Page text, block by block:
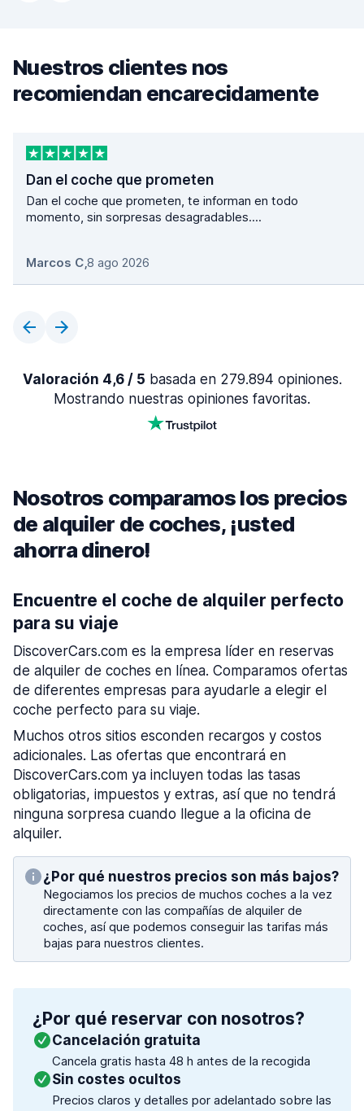
Nuestros clientes nos
recomiendan encarecidamente
Dan el coche que prometen
Dan el coche que prometen, te informan en todo
momento, sin sorpresas desagradables....
Marcos C,8 ago 2026
Valoración 4,6 / 5 basada en 279.894 opiniones.
Mostrando nuestras opiniones favoritas.
Nosotros comparamos los precios
de alquiler de coches, ¡usted
ahorra dinero!
Encuentre el coche de alquiler perfecto
para su viaje
DiscoverCars.com es la empresa líder en reservas
de alquiler de coches en línea. Comparamos ofertas
de diferentes empresas para ayudarle a elegir el
coche perfecto para su viaje.
Muchos otros sitios esconden recargos y costos
adicionales. Las ofertas que encontrará en
DiscoverCars.com ya incluyen todas las tasas
obligatorias, impuestos y extras, así que no tendrá
ninguna sorpresa cuando llegue a la oficina de
alquiler.
¿Por qué nuestros precios son más bajos?
Negociamos los precios de muchos coches a la vez
directamente con las compañías de alquiler de
coches, así que podemos conseguir las tarifas más
bajas para nuestros clientes.
¿Por qué reservar con nosotros?
Cancelación gratuita
Cancela gratis hasta 48 h antes de la recogida
Sin costes ocultos
Precios claros y detalles por adelantado sobre las